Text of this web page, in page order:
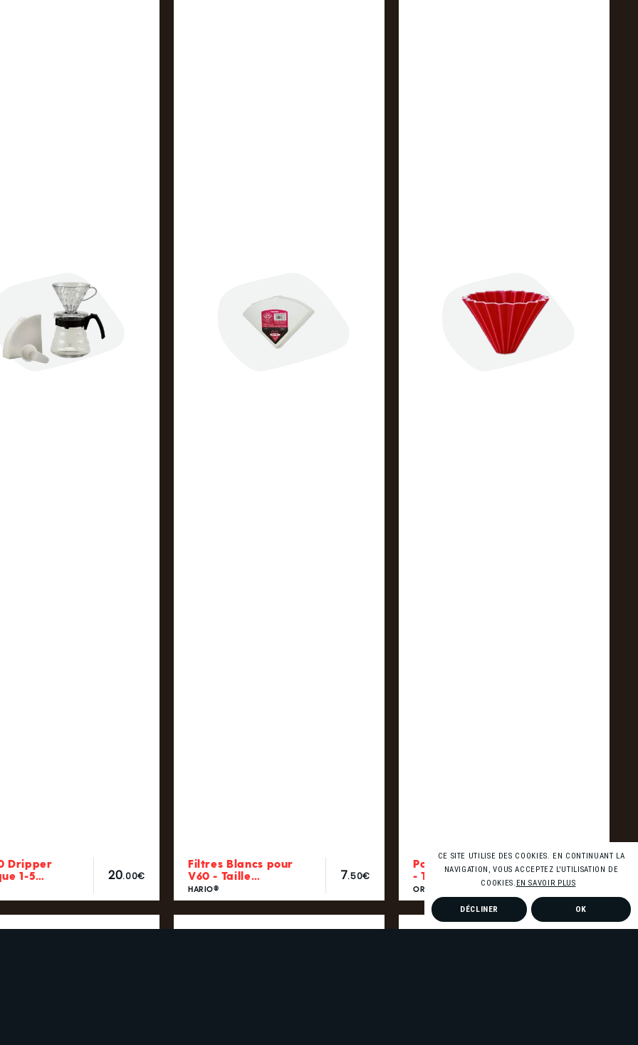
CE SITE UTILISE DES COOKIES. EN CONTINUANT LA
NAVIGATION, VOUS ACCEPTEZ L'UTILISATION DE
COOKIES. EN SAVOIR PLUS
DÉCLINER OK
Dripper
1-5…
20.00€
Filtres Blancs pour
V60 - Taille…
HARIO®
7.50€
Porte Filtre ORIGAMI
- Taille…
ORIGAMI
32.00€